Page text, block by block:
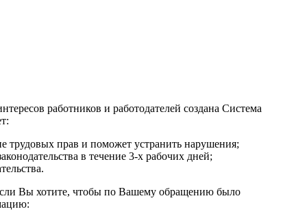
работников и работодателей создана Система
трудовых прав и поможет устранить нарушения;
в течение 3-х рабочих дней;
Вы хотите, чтобы по Вашему обращению было